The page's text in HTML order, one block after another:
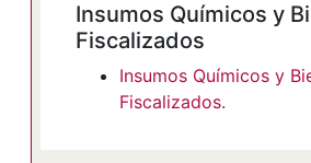
Insumos Químicos y
Fiscalizados
Insumos Químicos y
Fiscalizados.